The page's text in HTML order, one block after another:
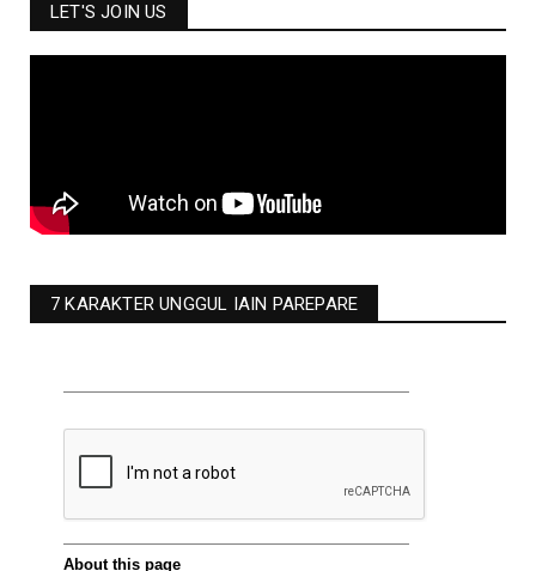
LET'S JOIN US
7 KARAKTER UNGGUL IAIN PAREPARE